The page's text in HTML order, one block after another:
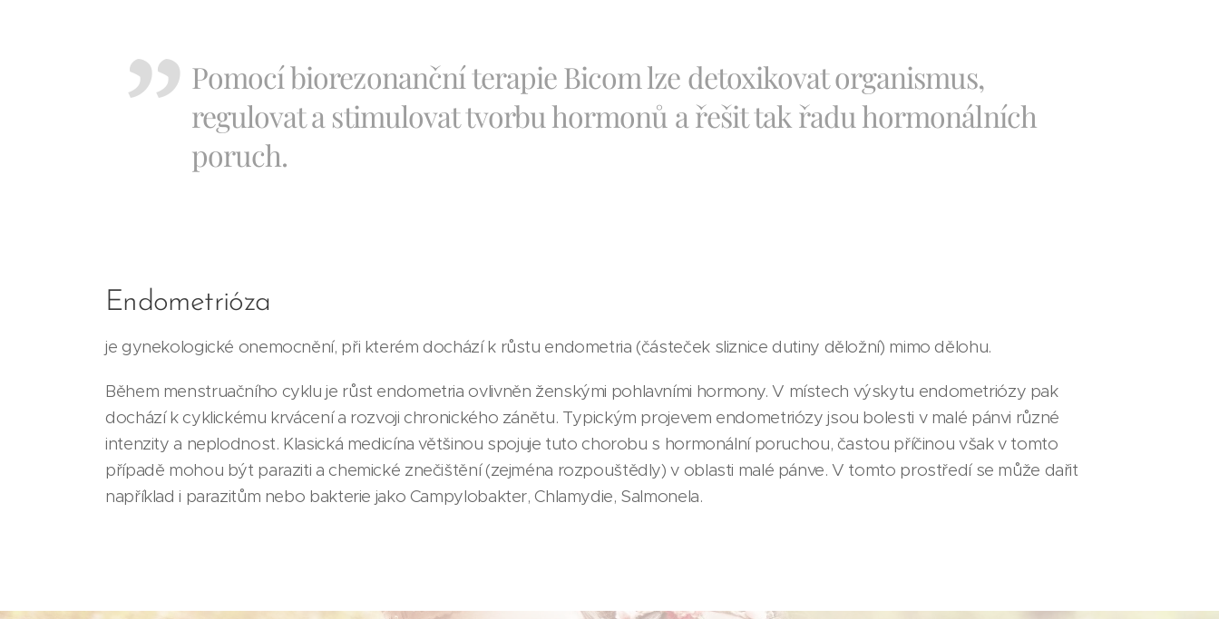
Pomocí biorezonanční terapie Bicom lze detoxikovat organismus,
regulovat a stimulovat tvorbu hormonů a řešit tak řadu hormonálních
poruch.
Endometrióza
je gynekologické onemocnění, při kterém dochází k růstu endometria (částeček sliznice dutiny děložní) mimo dělohu.
Během menstruačního cyklu je růst endometria ovlivněn ženskými pohlavními hormony. V místech výskytu endometriózy pak
dochází k cyklickému krvácení a rozvoji chronického zánětu. Typickým projevem endometriózy jsou bolesti v malé pánvi různé
intenzity a neplodnost. Klasická medicína většinou spojuje tuto chorobu s hormonální poruchou, častou příčinou však v tomto
případě mohou být paraziti a chemické znečištění (zejména rozpouštědly) v oblasti malé pánve. V tomto prostředí se může dařit
například i parazitům nebo bakterie jako Campylobakter, Chlamydie, Salmonela.